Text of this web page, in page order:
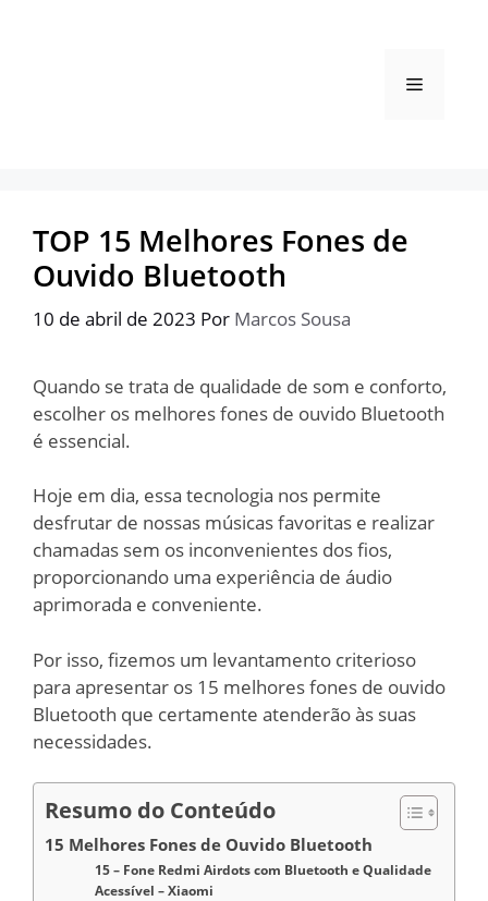
Menu
TOP 15 Melhores Fones de
Ouvido Bluetooth
10 de abril de 2023 Por Marcos Sousa
Quando se trata de qualidade de som e conforto,
escolher os melhores fones de ouvido Bluetooth
é essencial.
Hoje em dia, essa tecnologia nos permite
desfrutar de nossas músicas favoritas e realizar
chamadas sem os inconvenientes dos fios,
proporcionando uma experiência de áudio
aprimorada e conveniente.
Por isso, fizemos um levantamento criterioso
para apresentar os 15 melhores fones de ouvido
Bluetooth que certamente atenderão às suas
necessidades.
Resumo do Conteúdo
15 Melhores Fones de Ouvido Bluetooth
15 – Fone Redmi Airdots com Bluetooth e Qualidade
Acessível – Xiaomi